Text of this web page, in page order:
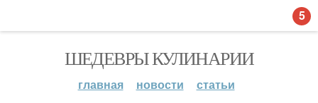
ШЕДЕВРЫ КУЛИНАРИИ
главная новости статьи
5